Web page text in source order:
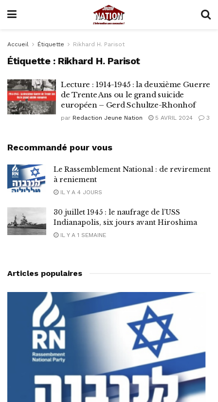
Accueil Étiquette Rikhard H. Parisot
Étiquette : Rikhard H. Parisot
Lecture : 1914-1945 : la deuxième Guerre
de Trente Ans ou le grand suicide
européen – Gerd Schultze-Rhonhof
par Redaction Jeune Nation 5 AVRIL 2024 3
Recommandé pour vous
Le Rassemblement National : de revirement
à reniement
IL Y A 4 JOURS
30 juillet 1945 : le naufrage de l’USS
Indianapolis, six jours avant Hiroshima
IL Y A 1 SEMAINE
Articles populaires